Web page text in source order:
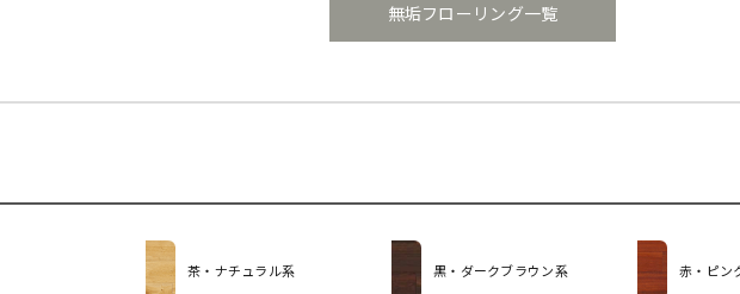
無垢フローリング一覧
茶・ナチュラル系 黒・ダークブラウン系 赤・ピン